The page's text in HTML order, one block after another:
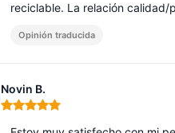
reciclable. La relación calidad/
Opinión traducida
Novin B.
Nota: 5 de 5